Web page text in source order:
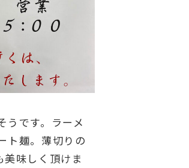
うです。ラーメ
ト麺。薄切りの
味しく頂けま